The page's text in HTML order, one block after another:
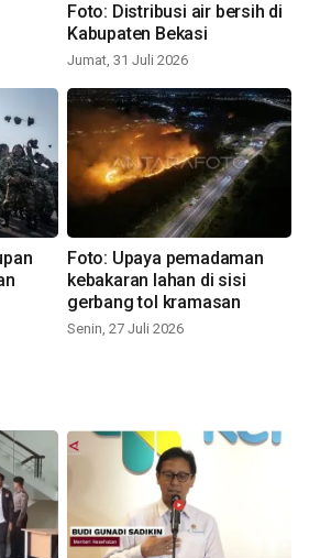
Foto: Distribusi air bersih di
Kabupaten Bekasi
Jumat, 31 Juli 2026
Foto: Upaya pemadaman
kebakaran lahan di sisi
gerbang tol kramasan
Senin, 27 Juli 2026